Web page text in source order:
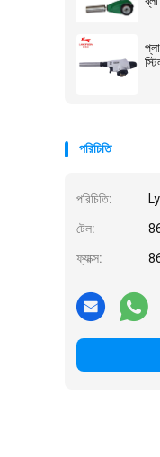
পরিচিতি
পরিচিতি:
টেল:
ফ্যাক্স: